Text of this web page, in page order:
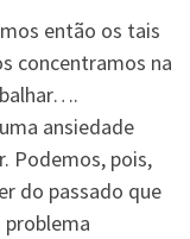
então os tais
concentramos na
ansiedade
Podemos, pois,
do passado que
problema